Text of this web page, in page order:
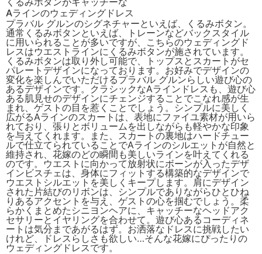
Aラインのウェディングドレス
プラバル グルンのシグネチャーといえば、くるみボタン。
通常くるみボタンといえば、トレーンなどバックスタイル
に用いられることが多いですが、こちらのウェディングド
レスはウエストラインにくるみボタンが施されています。
くるみボタンは取り外し可能で、トップスとスカートがセ
パレートデザインになっております。お好みでデザインの
変化を楽しんでいただけるプラバル グルンらしい遊び心の
あるデザインです。クラシックなAラインドレスも、遊び心
ある肌見せのデザインにチェンジすることでこなれ感が生
まれ、ゲストの目を惹くことでしょう。シンプルに美しく
広がるAラインのスカートは、表地にファイユ素材が用いら
れており、張りとボリュームを出しながらも軽やかな印象
を与えてくれます。また、スカートの裏地はハードチュー
ルで仕立てられていることでAラインのシルエットが自然と
維持され、花嫁のどの瞬間も美しいラインを叶えてくれる
のです。ウエストに向かって放射状にボーンが入ったデザ
インビスチェは、身体にフィットする構築的なデザインで
ウエストシルエットを美しくキープします。肩にデザイン
された片結びのリボンは、シンプルでありながらひとひね
りあるアクセントを与え、ゲストの心を掴むでしょう。柔
らかくまとめたシニヨンヘアに、キャッチーなヘッドアク
セサリーとイヤリングを合わせて。遊び心あるコーディネ
ートは気分まであがるはず。お洒落なドレスに挑戦したい
けれど、ドレスらしさも欲しい…そんな花嫁にぴったりの
ウェディングドレスです。